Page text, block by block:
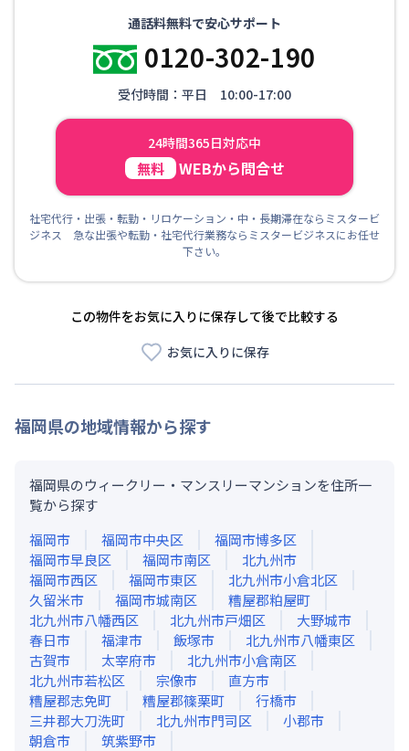
通話料無料で安心サポート
0120-302-190
受付時間：平日 10:00-17:00
24時間365日対応中
無料 WEBから問合せ
社宅代行・出張・転勤・リロケーション・中・長期滞在ならミスタービ
ジネス 急な出張や転勤・社宅代行業務ならミスタービジネスにお任せ
下さい。
この物件をお気に入りに保存して後で比較する
お気に入りに保存
福岡県の地域情報から探す
福岡県のウィークリー・マンスリーマンションを住所一
覧から探す
福岡市
福岡市中央区
福岡市博多区
福岡市早良区
福岡市南区
北九州市
福岡市西区
福岡市東区
北九州市小倉北区
久留米市
福岡市城南区
糟屋郡粕屋町
北九州市八幡西区
北九州市戸畑区
大野城市
春日市
福津市 飯塚市
北九州市八幡東区
古賀市
太宰府市
北九州市小倉南区
北九州市若松区
宗像市
直方市
糟屋郡志免町
糟屋郡篠栗町
行橋市
三井郡大刀洗町
北九州市門司区
小郡市
朝倉市
筑紫野市